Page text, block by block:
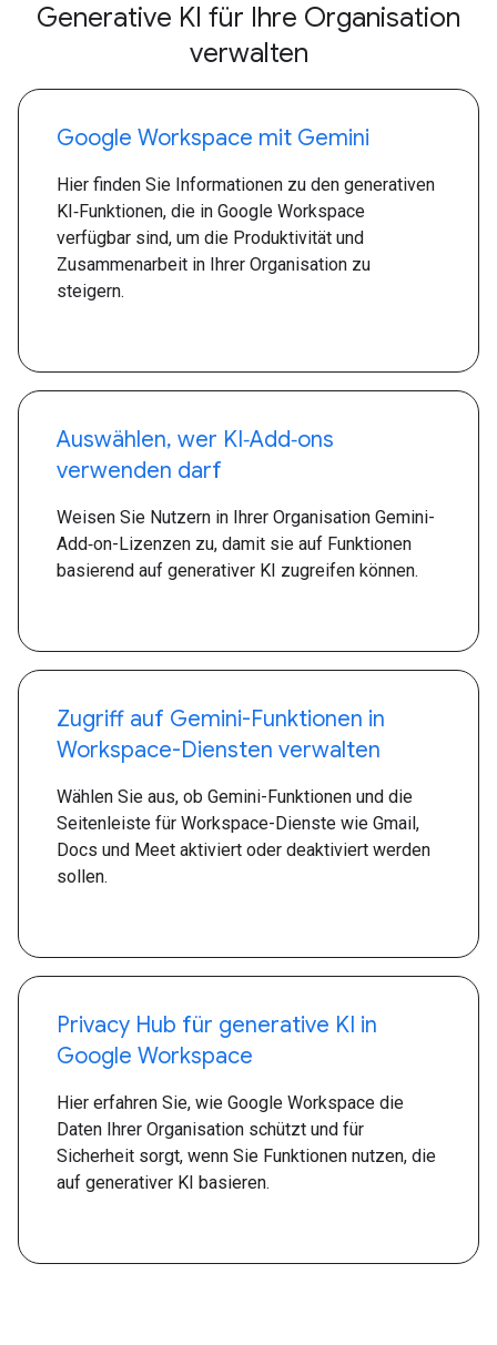
Generative KI für Ihre Organisation
verwalten
Google Workspace mit Gemini
Hier finden Sie Informationen zu den generativen
KI‑Funktionen, die in Google Workspace
verfügbar sind, um die Produktivität und
Zusammenarbeit in Ihrer Organisation zu
steigern.
Auswählen, wer KI‑Add‑ons
verwenden darf
Weisen Sie Nutzern in Ihrer Organisation Gemini-
Add‑on-Lizenzen zu, damit sie auf Funktionen
basierend auf generativer KI zugreifen können.
Zugriff auf Gemini-Funktionen in
Workspace-Diensten verwalten
Wählen Sie aus, ob Gemini-Funktionen und die
Seitenleiste für Workspace-Dienste wie Gmail,
Docs und Meet aktiviert oder deaktiviert werden
sollen.
Privacy Hub für generative KI in
Google Workspace
Hier erfahren Sie, wie Google Workspace die
Daten Ihrer Organisation schützt und für
Sicherheit sorgt, wenn Sie Funktionen nutzen, die
auf generativer KI basieren.